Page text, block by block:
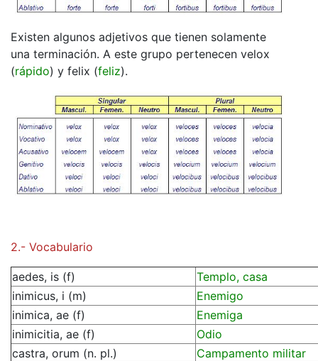
Existen algunos adjetivos que tienen solamente
una terminación. A este grupo pertenecen velox
(rápido) y felix (feliz).
2.- Vocabulario
aedes, is (f)
Templo, casa
inimicus, i (m)
Enemigo
inimica, ae (f)
Enemiga
inimicitia, ae (f)
Odio
castra, orum (n. pl.)
Campamento militar